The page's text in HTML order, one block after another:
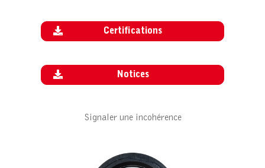
Certifications
Notices
Signaler une incohérence